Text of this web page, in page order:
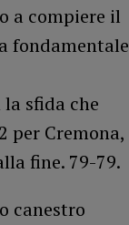
a compiere il
fondamentale
sfida che
per Cremona,
fine. 79-79.
canestro